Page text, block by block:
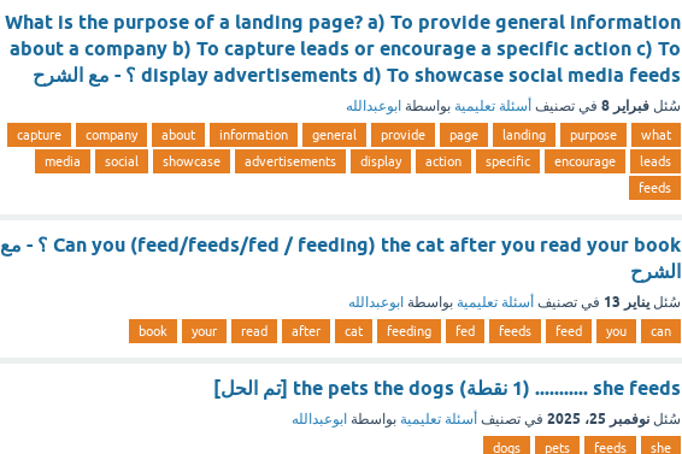
What is the purpose of a landing page? a) To provide general information
about a company b) To capture leads or encourage a specific action c) To
display advertisements d) To showcase social media feeds ؟ - مع الشرح
سُئل فبراير 8 في تصنيف أسئلة تعليمية بواسطة ابوعبدالله
what
purpose
landing
page
provide
general
information
about
company
capture
leads
encourage
specific
action
display
advertisements
showcase
social
media
feeds
Can you (feed/feeds/fed / feeding) the cat after you read your book ؟ - مع
الشرح
سُئل يناير 13 في تصنيف أسئلة تعليمية بواسطة ابوعبدالله
can
you
feed
feeds
fed
feeding
cat
after
read
your
book
she feeds ........... (1 نقطة) the pets the dogs [تم الحل]
سُئل نوفمبر 25، 2025 في تصنيف أسئلة تعليمية بواسطة ابوعبدالله
she
feeds
pets
dogs